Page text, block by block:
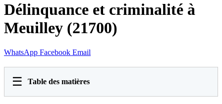
Délinquance et criminalité à
Meuilley (21700)
WhatsApp Facebook Email
☰ Table des matières